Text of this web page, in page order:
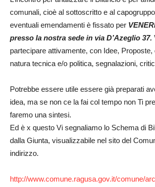
comunali, cioè al sottoscritto e al
eventuali emendamenti è fissato per
presso la nostra sede in via D’Azeglio 37.
partecipare attivamente, con Idee, Proposte,
natura tecnica e/o politica, segnalazioni,
Potrebbe essere utile essere già preparati
idea, ma se non ce la fai col tempo non Ti
faremo una sintesi.
Ed è x questo Vi segnaliamo lo Schema di
dalla Giunta, visualizzabile nel sito del
indirizzo.
http://www.comune.ragusa.gov.it/comune/